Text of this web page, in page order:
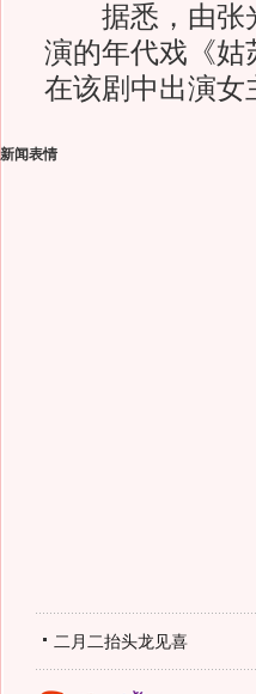
据悉，由张光
演的年代戏《姑
在该剧中出演女
新闻表情
二月二抬头龙见喜